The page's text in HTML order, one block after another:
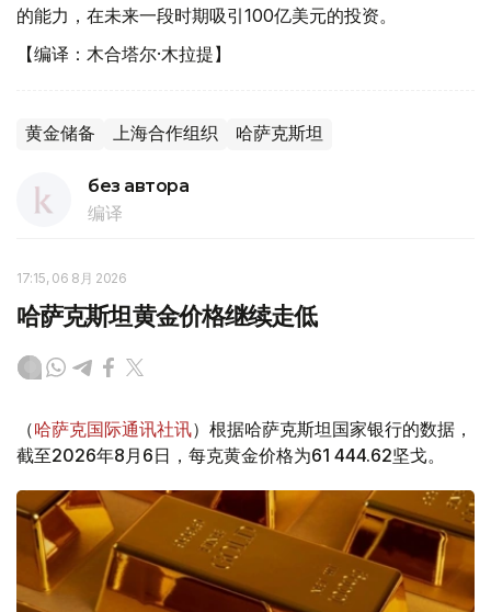
的能力，在未来一段时期吸引100亿美元的投资。
【编译：木合塔尔·木拉提】
黄金储备 上海合作组织 哈萨克斯坦
без автора
编译
17:15, 06 8月 2026
哈萨克斯坦黄金价格继续走低
（哈萨克国际通讯社讯）根据哈萨克斯坦国家银行的数据，
截至2026年8月6日，每克黄金价格为61 444.62坚戈。